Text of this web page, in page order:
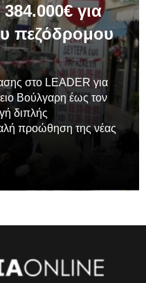
για
πεζόδρομου
στο LEADER για
Βούλγαρη έως τον
διπλής
προώθηση της νέας